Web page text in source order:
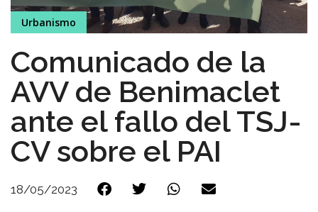
Urbanismo
Comunicado de la
AVV de Benimaclet
ante el fallo del TSJ-
CV sobre el PAI
18/05/2023